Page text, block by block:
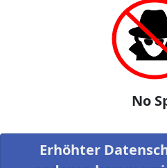
No
Erhöhter